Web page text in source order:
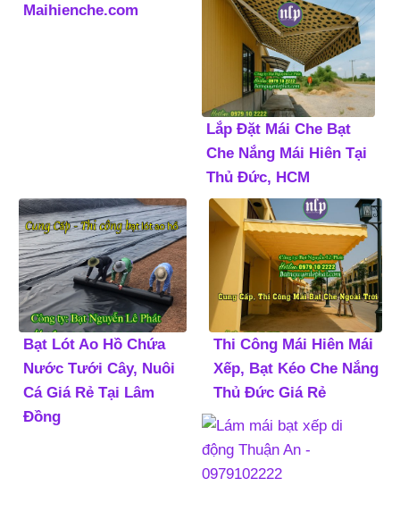
Maihienche.com
Lắp Đặt Mái Che Bạt
Che Nắng Mái Hiên Tại
Thủ Đức, HCM
Thi Công Mái Hiên Mái
Xếp, Bạt Kéo Che Nắng
Thủ Đức Giá Rẻ
Bạt Lót Ao Hồ Chứa
Nước Tưới Cây, Nuôi
Cá Giá Rẻ Tại Lâm
Đồng